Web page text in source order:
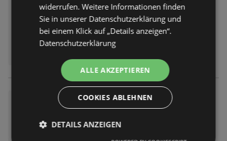
Wochenangebote
Abgelaufen am:
widerrufen. Weitere Informationen finden
Sie in unserer Datenschutzerklärung und
bei einem Klick auf „Details anzeigen“.
Datenschutzerklärung
ALLE AKZEPTIEREN
COOKIES ABLEHNEN
DETAILS ANZEIGEN